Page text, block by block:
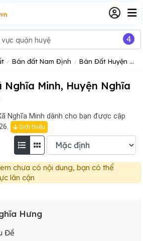
Bán đất Nam Định Bán Đất Huyện Nghĩa Hưng
Minh, Huyện Nghĩa
Nghĩa Minh dành cho bạn được cập
Giới thiệu
chưa có nội dung, bạn có thể
lân cận
Hưng
Đề
4